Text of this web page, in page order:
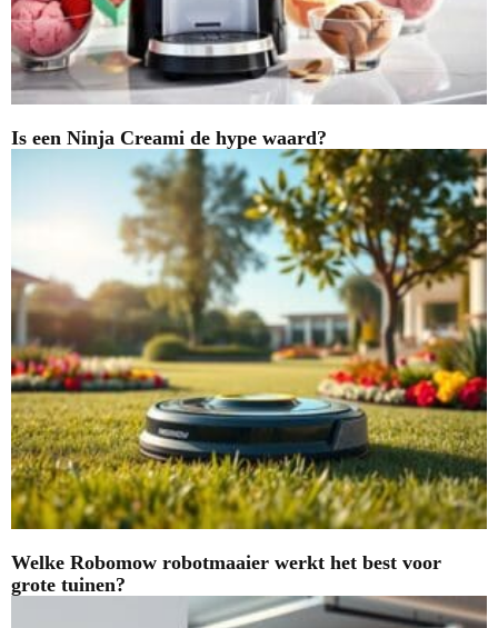
Is een Ninja Creami de hype waard?
Welke Robomow robotmaaier werkt het best voor
grote tuinen?